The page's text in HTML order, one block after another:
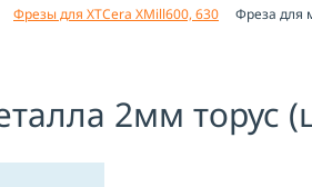
Фрезы для XTCera XMill600, 630 Фреза для
2мм торус